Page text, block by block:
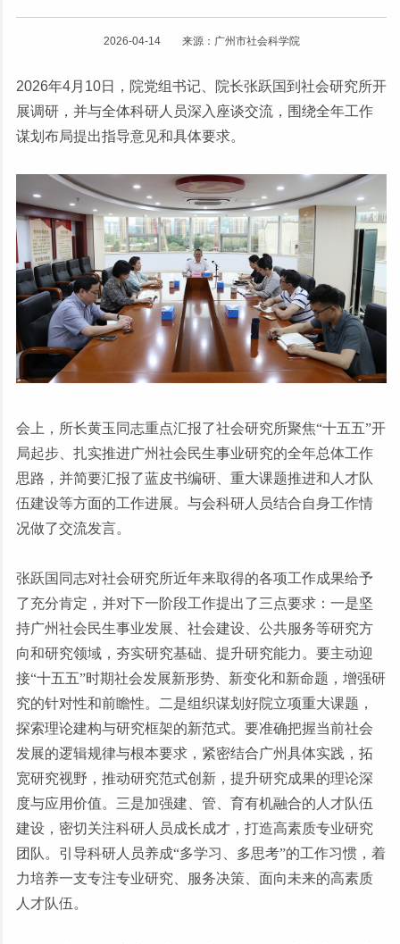
2026-04-14 来源：广州市社会科学院
2026年4月10日，院党组书记、院长张跃国到社会研究所开
展调研，并与全体科研人员深入座谈交流，围绕全年工作
谋划布局提出指导意见和具体要求。
会上，所长黄玉同志重点汇报了社会研究所聚焦“十五五”开
局起步、扎实推进广州社会民生事业研究的全年总体工作
思路，并简要汇报了蓝皮书编研、重大课题推进和人才队
伍建设等方面的工作进展。与会科研人员结合自身工作情
况做了交流发言。
张跃国同志对社会研究所近年来取得的各项工作成果给予
了充分肯定，并对下一阶段工作提出了三点要求：一是坚
持广州社会民生事业发展、社会建设、公共服务等研究方
向和研究领域，夯实研究基础、提升研究能力。要主动迎
接“十五五”时期社会发展新形势、新变化和新命题，增强研
究的针对性和前瞻性。二是组织谋划好院立项重大课题，
探索理论建构与研究框架的新范式。要准确把握当前社会
发展的逻辑规律与根本要求，紧密结合广州具体实践，拓
宽研究视野，推动研究范式创新，提升研究成果的理论深
度与应用价值。三是加强建、管、育有机融合的人才队伍
建设，密切关注科研人员成长成才，打造高素质专业研究
团队。引导科研人员养成“多学习、多思考”的工作习惯，着
力培养一支专注专业研究、服务决策、面向未来的高素质
人才队伍。